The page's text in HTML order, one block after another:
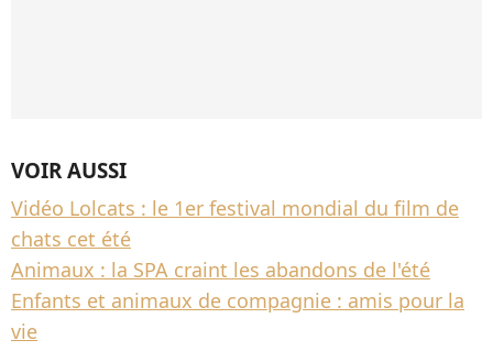
VOIR AUSSI
Vidéo Lolcats : le 1er festival mondial du film de
chats cet été
Animaux : la SPA craint les abandons de l'été
Enfants et animaux de compagnie : amis pour la
vie